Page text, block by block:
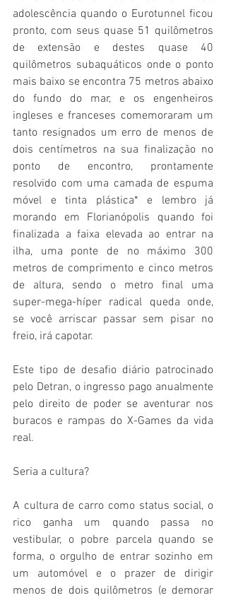
adolescência quando o Eurotunnel ficou
pronto, com seus quase 51 quilômetros
de extensão e destes quase 40
quilômetros subaquáticos onde o ponto
mais baixo se encontra 75 metros abaixo
do fundo do mar, e os engenheiros
ingleses e franceses comemoraram um
tanto resignados um erro de menos de
dois centímetros na sua finalização no
ponto de encontro, prontamente
resolvido com uma camada de espuma
móvel e tinta plástica* e lembro já
morando em Florianópolis quando foi
finalizada a faixa elevada ao entrar na
ilha, uma ponte de no máximo 300
metros de comprimento e cinco metros
de altura, sendo o metro final uma
super-mega-híper radical queda onde,
se você arriscar passar sem pisar no
freio, irá capotar.
Este tipo de desafio diário patrocinado
pelo Detran, o ingresso pago anualmente
pelo direito de poder se aventurar nos
buracos e rampas do X-Games da vida
real.
Seria a cultura?
A cultura de carro como status social, o
rico ganha um quando passa no
vestibular, o pobre parcela quando se
forma, o orgulho de entrar sozinho em
um automóvel e o prazer de dirigir
menos de dois quilômetros (e demorar